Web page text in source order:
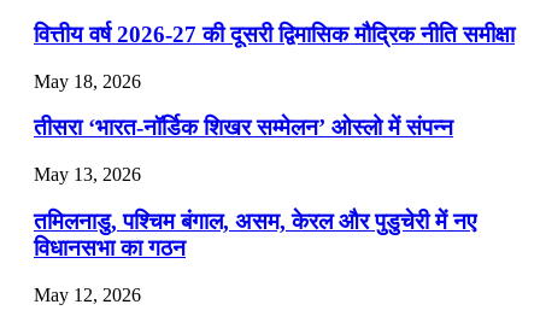
📝 डेली करेंट अफेयर्स: 22-24 जुलाई 2026
July 22, 2026
📝 डेली करेंट अफेयर्स: 19-21 जुलाई 2026
July 19, 2026
📝 डेली करेंट अफेयर्स: 16-18 जुलाई 2026
वित्तीय वर्ष 2026-27 की दूसरी द्विमासिक मौद्रिक नीति समीक्षा
May 18, 2026
तीसरा ‘भारत-नॉर्डिक शिखर सम्मेलन’ ओस्लो में संपन्न
May 13, 2026
तमिलनाडु, पश्चिम बंगाल, असम, केरल और पुडुचेरी में नए
विधानसभा का गठन
May 12, 2026